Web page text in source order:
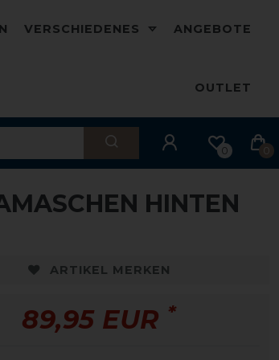
VERSCHIEDENES ANGEBOTE
OUTLET
0 0
HINTEN
ARTIKEL MERKEN
89,95 EUR *